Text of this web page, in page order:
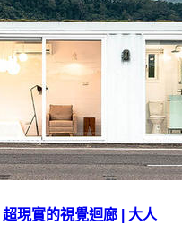
現實的視覺迴廊 | 大人